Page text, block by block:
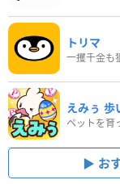
トリマ
一攫千金も
えみぅ 歩
お